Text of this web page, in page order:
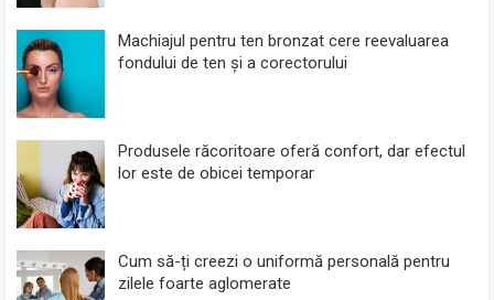
Machiajul pentru ten bronzat cere reevaluarea
fondului de ten și a corectorului
Produsele răcoritoare oferă confort, dar efectul
lor este de obicei temporar
Cum să-ți creezi o uniformă personală pentru
zilele foarte aglomerate